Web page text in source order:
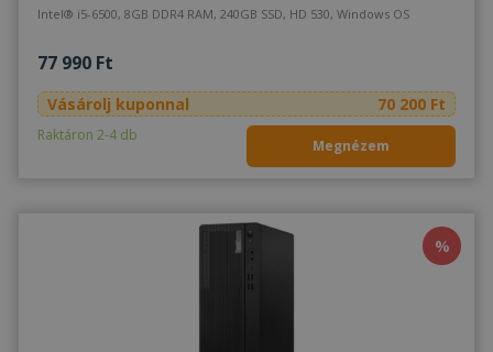
Intel® i5-6500, 8GB DDR4 RAM, 240GB SSD, HD 530, Windows OS
77 990 Ft
Vásárolj kuponnal 70 200 Ft
Raktáron 2-4 db
Megnézem
%